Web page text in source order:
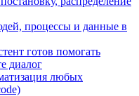
процессы и данные в
готов помогать
диалог
любых